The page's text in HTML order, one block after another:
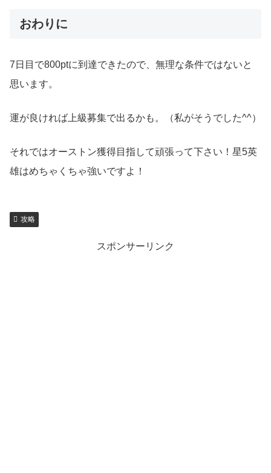
おわりに
7日目で800ptに到達できたので、無理な条件ではないと
思います。
運が良ければ上級募集で出るかも。（私がそうでした^^）
それではオーストン獲得目指して頑張って下さい！星5英
雄はめちゃくちゃ強いですよ！
攻略
スポンサーリンク